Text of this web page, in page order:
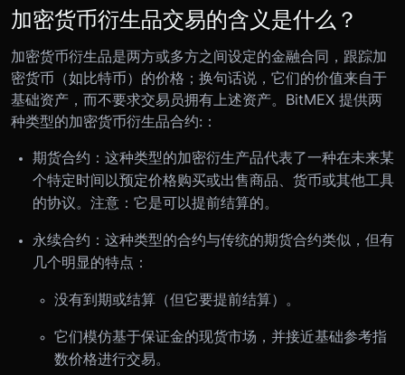
加密货币衍生品交易的含义是什么？
加密货币衍生品是两方或多方之间设定的金融合同，跟踪加
密货币（如比特币）的价格；换句话说，它们的价值来自于
基础资产，而不要求交易员拥有上述资产。BitMEX 提供两
种类型的加密货币衍生品合约:：
期货合约：这种类型的加密衍生产品代表了一种在未来某
个特定时间以预定价格购买或出售商品、货币或其他工具
的协议。注意：它是可以提前结算的。
永续合约：这种类型的合约与传统的期货合约类似，但有
几个明显的特点：
没有到期或结算（但它要提前结算）。
它们模仿基于保证金的现货市场，并接近基础参考指
数价格进行交易。